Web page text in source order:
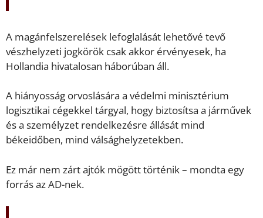
A magánfelszerelések lefoglalását lehetővé tevő
vészhelyzeti jogkörök csak akkor érvényesek, ha
Hollandia hivatalosan háborúban áll.
A hiányosság orvoslására a védelmi minisztérium
logisztikai cégekkel tárgyal, hogy biztosítsa a járművek
és a személyzet rendelkezésre állását mind
békeidőben, mind válsághelyzetekben.
Ez már nem zárt ajtók mögött történik – mondta egy
forrás az AD-nek.